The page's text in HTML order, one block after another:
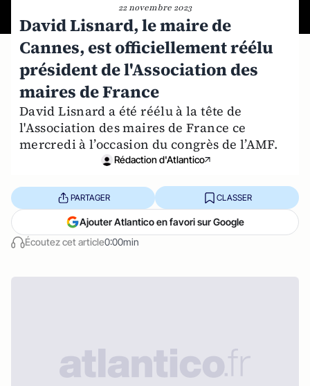
22 novembre 2023
David Lisnard, le maire de
Cannes, est officiellement réélu
président de l'Association des
maires de France
David Lisnard a été réélu à la tête de
l'Association des maires de France ce
mercredi à l’occasion du congrès de l’AMF.
Rédaction d'Atlantico
Écoutez cet article0:00min
PARTAGER CLASSER
Ajouter Atlantico en favori sur Google